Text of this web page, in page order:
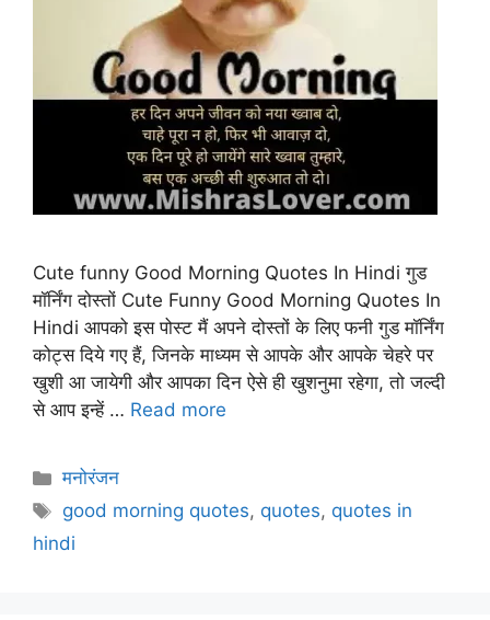
Cute funny Good Morning Quotes In Hindi गुड
मॉर्निंग दोस्तों Cute Funny Good Morning Quotes In
Hindi आपको इस पोस्ट मैं अपने दोस्तों के लिए फनी गुड मॉर्निंग
कोट्स दिये गए हैं, जिनके माध्यम से आपके और आपके चेहरे पर
खुशी आ जायेगी और आपका दिन ऐसे ही खुशनुमा रहेगा, तो जल्दी
से आप इन्हें … Read more
Categories
मनोरंजन
Tags
good morning quotes, quotes, quotes in
hindi